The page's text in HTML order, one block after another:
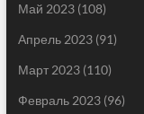
Май 2023(108)
Апрель 2023(91)
Март 2023(110)
Февраль 2023(96)